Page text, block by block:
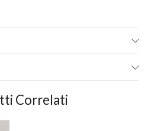
Correlati